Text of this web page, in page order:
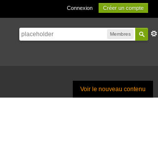
Connexion Créer un compte
Membres
Voir le nouveau contenu